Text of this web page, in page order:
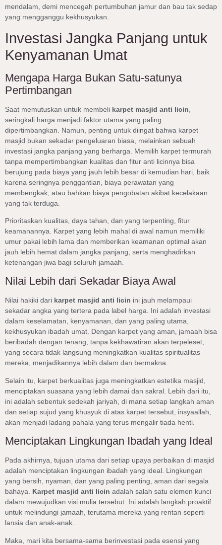
mendalam, demi mencegah pertumbuhan jamur dan bau tak sedap
yang mengganggu kekhusyukan.
Investasi Jangka Panjang untuk
Kenyamanan Umat
Mengapa Harga Bukan Satu-satunya
Pertimbangan
Saat memutuskan untuk membeli karpet masjid anti licin
seringkali harga menjadi faktor utama yang paling
dipertimbangkan. Namun, penting untuk diingat bahwa karpet
masjid bukan sekadar pengeluaran biasa, melainkan sebuah
investasi jangka panjang yang berharga. Memilih karpet termurah
tanpa mempertimbangkan kualitas dan fitur anti licinnya bisa
berujung pada biaya yang jauh lebih besar di kemudian hari, baik
karena seringnya penggantian, biaya perawatan yang
membengkak, atau bahkan biaya pengobatan akibat kecelakaan
yang tak terduga.
Prioritaskan kualitas, daya tahan, dan yang terpenting, fitur
keamanannya. Karpet yang lebih mahal di awal namun memiliki
umur pakai lebih lama dan memberikan keamanan optimal akan
jauh lebih hemat dalam jangka panjang, serta menghadirkan
ketenangan jiwa bagi seluruh jamaah.
Nilai Lebih dari Sekadar Biaya Awal
Nilai hakiki dari karpet masjid anti licin ini jauh melampaui
sekadar angka yang tertera pada label harga. Ini adalah investasi
dalam keselamatan, kenyamanan, dan yang paling utama,
kekhusyukan ibadah umat. Dengan karpet yang aman, jamaah bisa
beribadah dengan tenang, tanpa kekhawatiran akan terpeleset,
yang secara tidak langsung meningkatkan kualitas spiritualitas
mereka, menjadikannya lebih dalam dan bermakna.
Selain itu, karpet berkualitas juga meningkatkan estetika masjid,
menciptakan suasana yang lebih damai dan sakral. Lebih dari itu,
ini adalah sebentuk sedekah jariyah, di mana setiap langkah aman
dan setiap sujud yang khusyuk di atas karpet tersebut, insyaallah,
akan menjadi ladang pahala yang terus mengalir tiada henti.
Menciptakan Lingkungan Ibadah yang Ideal
Pada akhirnya, tujuan utama dari setiap upaya perbaikan di masjid
adalah menciptakan lingkungan ibadah yang ideal. Lingkungan
yang bersih, nyaman, dan yang paling penting, aman dari segala
bahaya. Karpet masjid anti licin adalah salah satu elemen kunci
dalam mewujudkan visi mulia tersebut. Ini adalah langkah proaktif
untuk melindungi jamaah, terutama mereka yang rentan seperti
lansia dan anak-anak.
Maka, mari kita bersama-sama berinvestasi pada esensi yang